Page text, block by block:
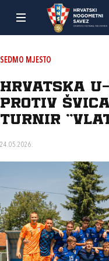
SEDMO MJESTO
Hrvatska U-
protiv
turnir
24.05.2026.